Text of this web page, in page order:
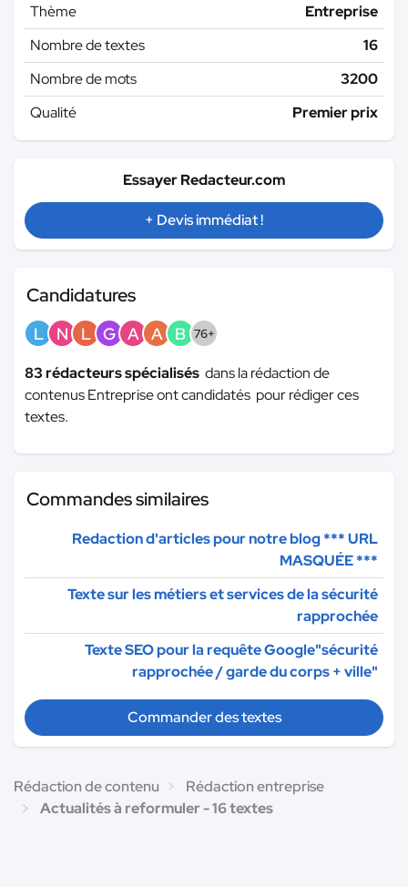
Thème
Entreprise
Nombre de textes
16
Nombre de mots
3200
Qualité
Premier prix
Essayer Redacteur.com
+ Devis immédiat !
Candidatures
L N L G A A B 76+
83 rédacteurs spécialisés dans la rédaction de
contenus Entreprise ont candidatés pour rédiger ces
textes.
Commandes similaires
Redaction d'articles pour notre blog*** URL
MASQUÉE ***
Texte sur les métiers et services de la sécurité
rapprochée
Texte SEO pour la requête Google"sécurité
rapprochée / garde du corps + ville"
Commander des textes
Rédaction de contenu
Rédaction entreprise
Actualités à reformuler - 16 textes